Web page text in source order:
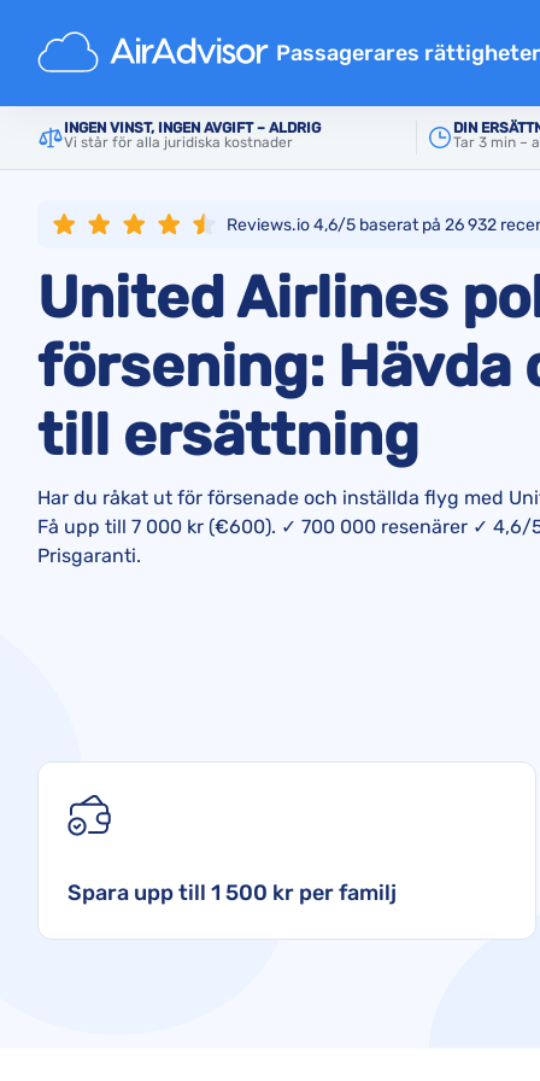
Passagerares rättigheter
Ersättning försenat flyg
Inställda flyg ersättning
Nekad ombordstigning
Flygbolagsersättning
Flygbolag reklamationer
Ersättning vid flygstrejk
Bestämmelser
INGEN VINST, INGEN AVGIFT – ALDRIG
Vi står för alla juridiska kostnader
DIN
Tar 3 min –
Startsida Flygbolagsersättning United Airlines
Reviews.io 4,6/5 baserat på 26 932
United Airlines
försening: Hävda
till ersättning
Har du råkat ut för försenade och inställda flyg med
Få upp till 7 000 kr (€600). ✓ 700 000 resenärer ✓ 4,6/
Prisgaranti.
Spara upp till 1 500 kr per familj